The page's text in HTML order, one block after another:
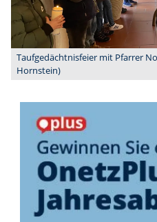
Taufgedächtnisfeier mit Pfarrer
Hornstein)